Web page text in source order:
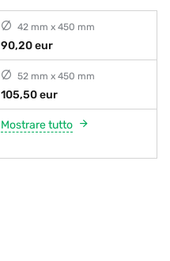
42 mm x 450 mm
90,20 eur
52 mm x 450 mm
105,50 eur
Mostrare tutto